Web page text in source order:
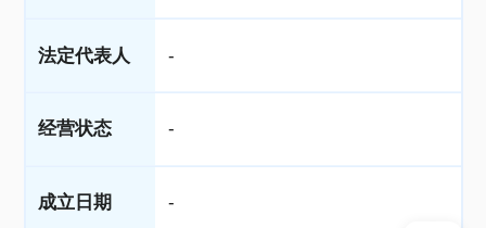
法定代表人 -
经营状态 -
成立日期 -